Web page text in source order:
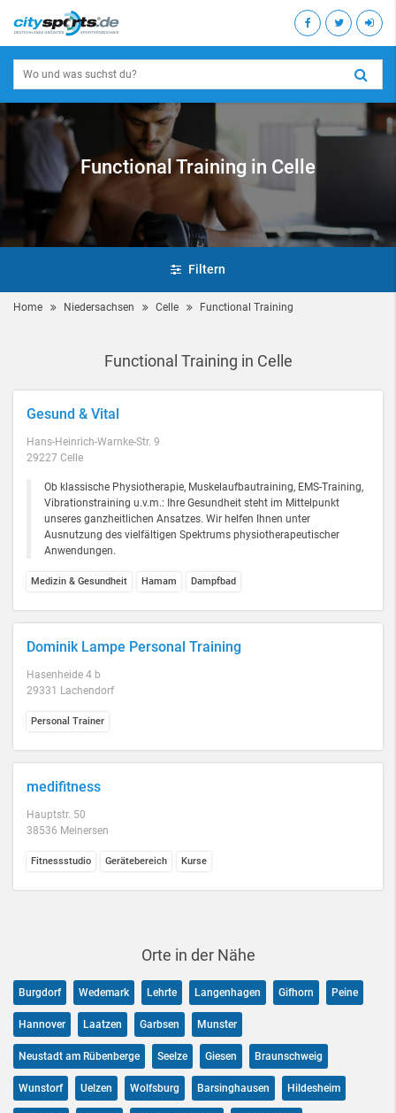
Functional Training in Celle
Filtern
Home Niedersachsen Celle Functional Training
Functional Training in Celle
Gesund & Vital
Hans-Heinrich-Warnke-Str. 9
29227 Celle
Ob klassische Physiotherapie, Muskelaufbautraining, EMS-Training,
Vibrationstraining u.v.m.: Ihre Gesundheit steht im Mittelpunkt
unseres ganzheitlichen Ansatzes. Wir helfen Ihnen unter
Ausnutzung des vielfältigen Spektrums physiotherapeutischer
Anwendungen.
Medizin & Gesundheit Hamam Dampfbad
Dominik Lampe Personal Training
Hasenheide 4 b
29331 Lachendorf
Personal Trainer
medifitness
Hauptstr. 50
38536 Meinersen
Fitnessstudio Gerätebereich Kurse
Orte in der Nähe
Burgdorf Wedemark Lehrte Langenhagen Gifhorn Peine
Hannover Laatzen Garbsen Munster
Neustadt am Rübenberge Seelze Giesen Braunschweig
Wunstorf Uelzen Wolfsburg Barsinghausen Hildesheim